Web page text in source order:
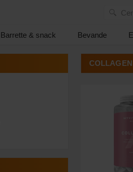
Barrette & snack Bevande